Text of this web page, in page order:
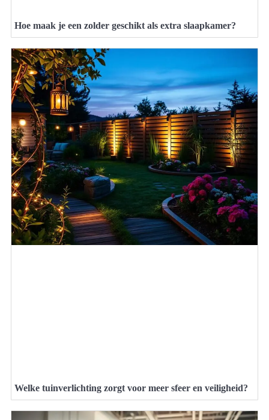
Hoe maak je een zolder geschikt als extra slaapkamer?
Welke tuinverlichting zorgt voor meer sfeer en veiligheid?